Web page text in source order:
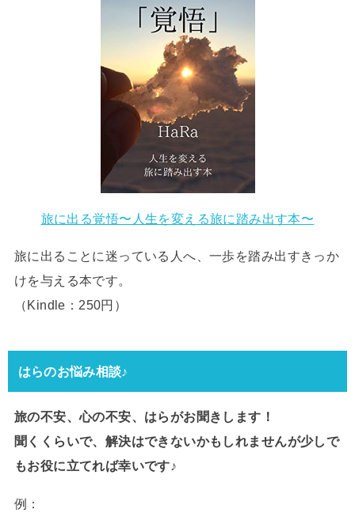
旅に出る覚悟〜人生を変える旅に踏み出す本〜
旅に出ることに迷っている人へ、一歩を踏み出すきっか
けを与える本です。
（Kindle：250円）
はらのお悩み相談♪
旅の不安、心の不安、はらがお聞きします！
聞くくらいで、解決はできないかもしれませんが少しで
もお役に立てれば幸いです♪
例：